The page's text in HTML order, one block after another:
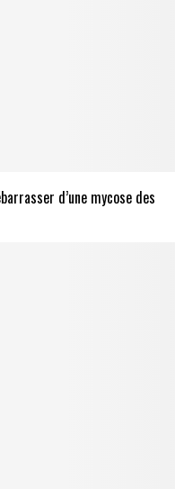
d’une mycose des